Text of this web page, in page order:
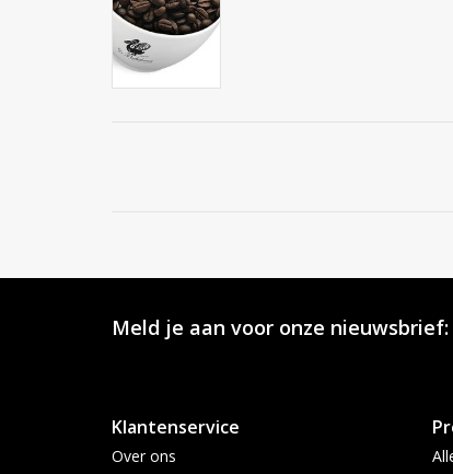
Meld je aan voor onze nieuwsbrief:
Klantenservice
Over ons